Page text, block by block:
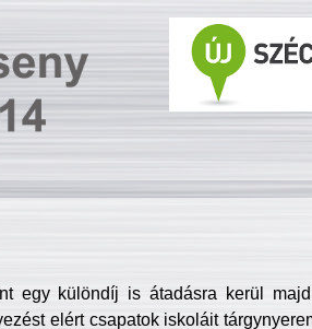
egy különdíj is átadásra kerül
elért csapatok iskoláit